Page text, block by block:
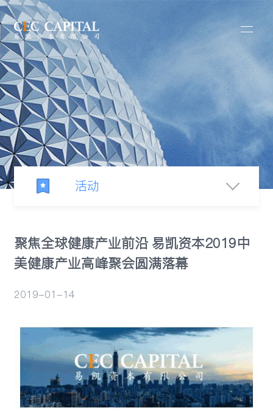
活动
新闻发布
聚焦全球健康产业前沿 易凯资本2019中
美健康产业高峰聚会圆满落幕
2019-01-14